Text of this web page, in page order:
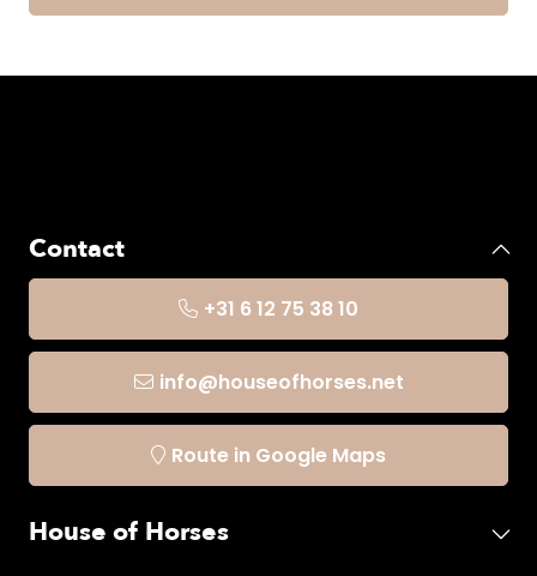
Contact
+31 6 12 75 38 10
info@houseofhorses.net
Route in Google Maps
House of Horses